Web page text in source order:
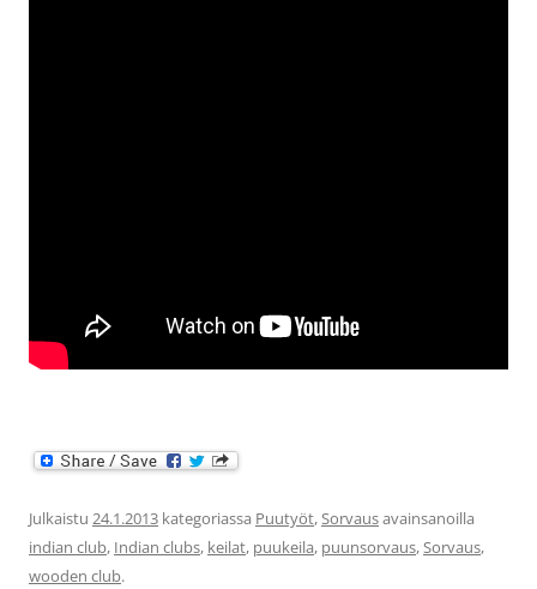
Julkaistu 24.1.2013 kategoriassa Puutyöt,Sorvausavainsanoilla
indian club, Indian clubs, keilat, puukeila, puunsorvaus,Sorvaus,
wooden club.